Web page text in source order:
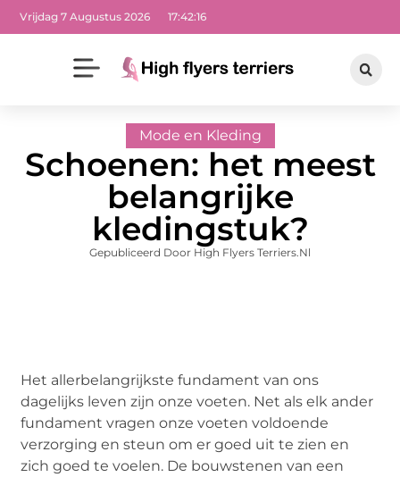
Vrijdag 7 Augustus 2026 17:42:17
Mode en Kleding
Schoenen: het meest
belangrijke
kledingstuk?
Gepubliceerd Door High Flyers Terriers.nl
Het allerbelangrijkste fundament van ons
dagelijks leven zijn onze voeten. Net als elk ander
fundament vragen onze voeten voldoende
verzorging en steun om er goed uit te zien en
zich goed te voelen. De bouwstenen van een